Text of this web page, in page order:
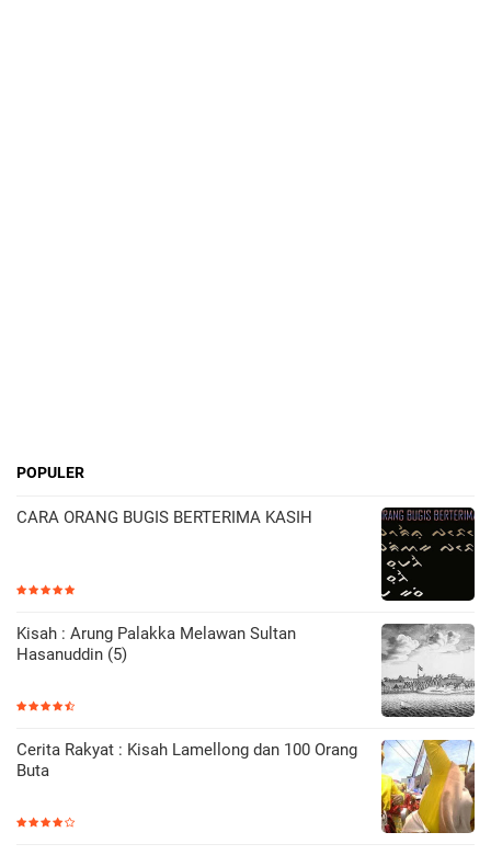
POPULER
CARA ORANG BUGIS BERTERIMA KASIH
Kisah : Arung Palakka Melawan Sultan
Hasanuddin (5)
Cerita Rakyat : Kisah Lamellong dan 100 Orang
Buta